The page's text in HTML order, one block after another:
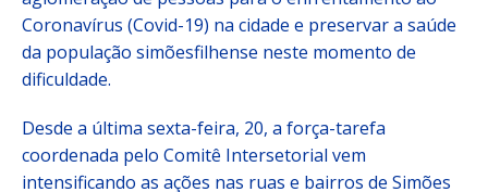
Coronavírus (Covid-19) na cidade e preservar a saúde
da população simõesfilhense neste momento de
dificuldade.
Desde a última sexta-feira, 20, a força-tarefa
coordenada pelo Comitê Intersetorial vem
intensificando as ações nas ruas e bairros de Simões